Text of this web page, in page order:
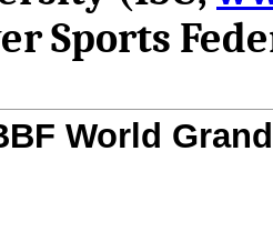
Sports
World